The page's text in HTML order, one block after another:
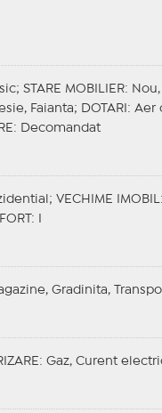
STARE MOBILIER: Nou,
Faianta; DOTARI : Aer
: Decomandat
VECHIME IMOBIL
: I
Gradinita,
: Gaz, Curent